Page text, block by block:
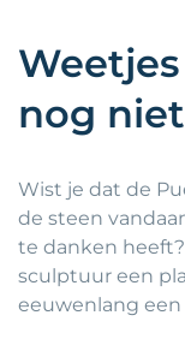
nog
Wist je dat de
de steen
te danken
sculptuur een
eeuwenlang